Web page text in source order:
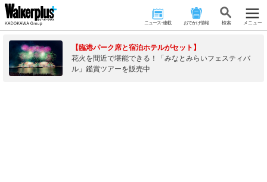
ニュース･連載 おでかけ情報 検 索 メニュー
【臨港パーク席と宿泊ホテルがセット】
花火を間近で堪能できる！「みなとみらいフェスティバ
ル」鑑賞ツアーを販売中